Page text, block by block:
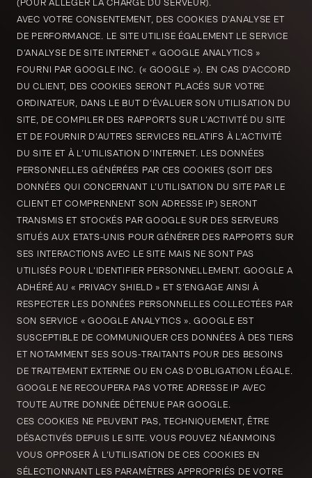
(POUR ALLÉGER LA CHARGE DU SERVEUR).
AVEC VOTRE CONSENTEMENT, DES COOKIES D’ANALYSE ET
DE PERFORMANCE. LE SITE UTILISE ÉGALEMENT LE SERVICE
D’ANALYSE DE SITE INTERNET « GOOGLE ANALYTICS »
FOURNI PAR GOOGLE INC. (« GOOGLE »). EN CAS D’ACCORD
DU CLIENT, DES COOKIES SERONT PLACÉS SUR VOTRE
ORDINATEUR, DANS LE BUT D’ÉVALUER SON UTILISATION DU
SITE, DE COMPILER DES RAPPORTS SUR L’ACTIVITÉ DU SITE
ET DE FOURNIR D’AUTRES SERVICES RELATIFS À L’ACTIVITÉ
DU SITE ET À L’UTILISATION D’INTERNET. LES DONNÉES
PERSONNELLES GÉNÉRÉES PAR CES COOKIES (SOIT DES
DONNÉES QUI CONCERNANT L’UTILISATION DU SITE PAR LE
CLIENT ET COMPRENNENT SON ADRESSE IP) SERONT
TRANSMIS ET STOCKÉS PAR GOOGLE SUR DES SERVEURS
SITUÉS AUX ETATS-UNIS POUR GÉNÉRER DES RAPPORTS SUR
SES INTERACTIONS AVEC LE SITE MAIS NE SONT PAS
UTILISÉS POUR L’IDENTIFIER PERSONNELLEMENT. GOOGLE A
ADHÉRÉ AU « PRIVACY SHIELD » ET S’ENGAGE AINSI À
RESPECTER LES DONNÉES PERSONNELLES COLLECTÉES PAR
SON SERVICE « GOOGLE ANALYTICS ». GOOGLE EST
SUSCEPTIBLE DE COMMUNIQUER CES DONNÉES À DES TIERS
ET NOTAMMENT SES SOUS-TRAITANTS POUR DES BESOINS
DE TRAITEMENT EXTERNE OU EN CAS D’OBLIGATION LÉGALE.
GOOGLE NE RECOUPERA PAS VOTRE ADRESSE IP AVEC
TOUTE AUTRE DONNÉE DÉTENUE PAR GOOGLE.
CES COOKIES NE PEUVENT PAS, TECHNIQUEMENT, ÊTRE
DÉSACTIVÉS DEPUIS LE SITE. VOUS POUVEZ NÉANMOINS
VOUS OPPOSER À L’UTILISATION DE CES COOKIES EN
SÉLECTIONNANT LES PARAMÈTRES APPROPRIÉS DE VOTRE